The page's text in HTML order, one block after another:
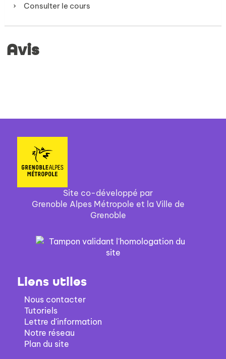
Consulter le cours
Avis
Site co-développé par
Grenoble Alpes Métropole et la Ville de
Grenoble
Liens utiles
Nous contacter
Tutoriels
Lettre d'information
Notre réseau
Plan du site